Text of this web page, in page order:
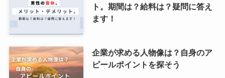
ト。期間は？給料は？疑問に答え
ます！
企業が求める人物像は？自身のア
ピールポイントを探そう